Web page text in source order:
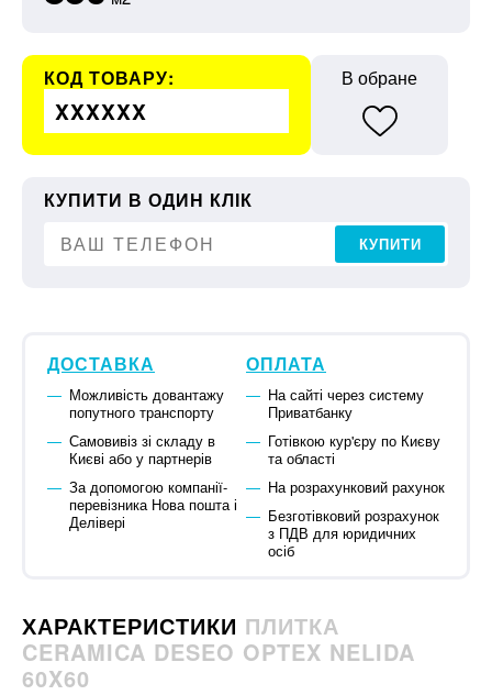
КОД ТОВАРУ:
XXXXXX
В обране
КУПИТИ В ОДИН КЛІК
КУПИТИ
ДОСТАВКА
Можливість довантажу
попутного транспорту
Самовивіз зі складу в
Києві або у партнерів
За допомогою компанії-
перевізника Нова пошта і
Делівері
ОПЛАТА
На сайті через систему
Приватбанку
Готівкою кур'єру по Києву
та області
На розрахунковий рахунок
Безготівковий розрахунок
з ПДВ для юридичних
осіб
ХАРАКТЕРИСТИКИ ПЛИТКА
CERAMICA DESEO OPTEX NELIDA
60X60